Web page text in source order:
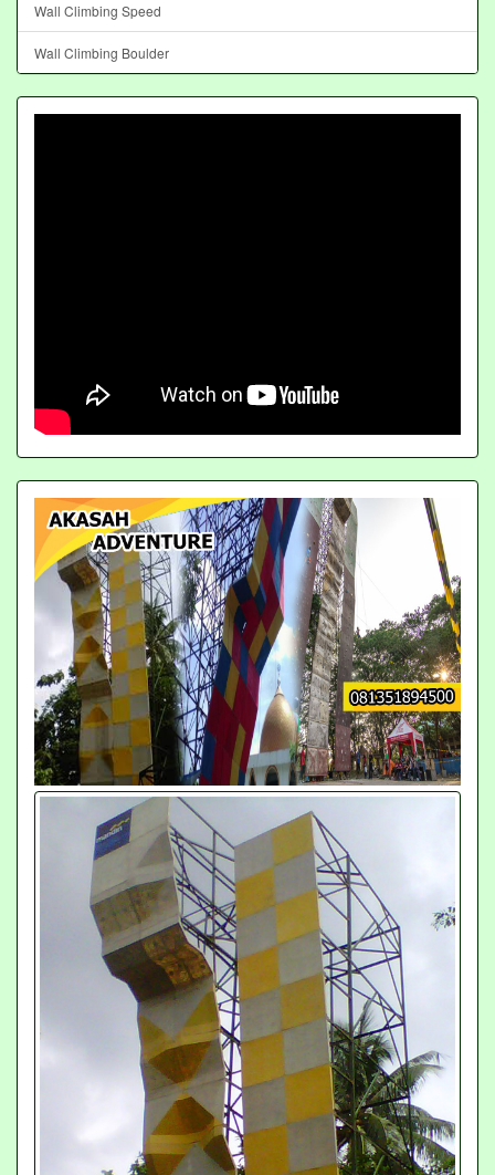
Wall Climbing Speed
Wall Climbing Boulder